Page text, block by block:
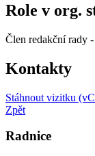
Role v org.
Člen redakční rady -
Kontakty
Stáhnout vizitku
Zpět
Radnice